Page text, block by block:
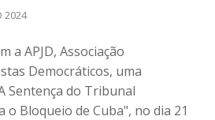
2024
a APJD, Associação
Democráticos, uma
Sentença do Tribunal
Bloqueio de Cuba", no dia 21